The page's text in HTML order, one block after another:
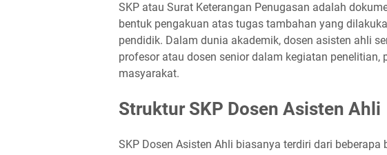
SKP atau Surat Keterangan Penugasan adalah
bentuk pengakuan atas tugas tambahan yang
pendidik. Dalam dunia akademik, dosen asisten ahli
profesor atau dosen senior dalam kegiatan penelitian,
masyarakat.
Struktur SKP Dosen Asisten Ahli
SKP Dosen Asisten Ahli biasanya terdiri dari beberapa